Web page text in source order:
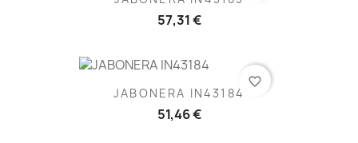
57,31 €
JABONERA IN43184
51,46 €
favorite_border